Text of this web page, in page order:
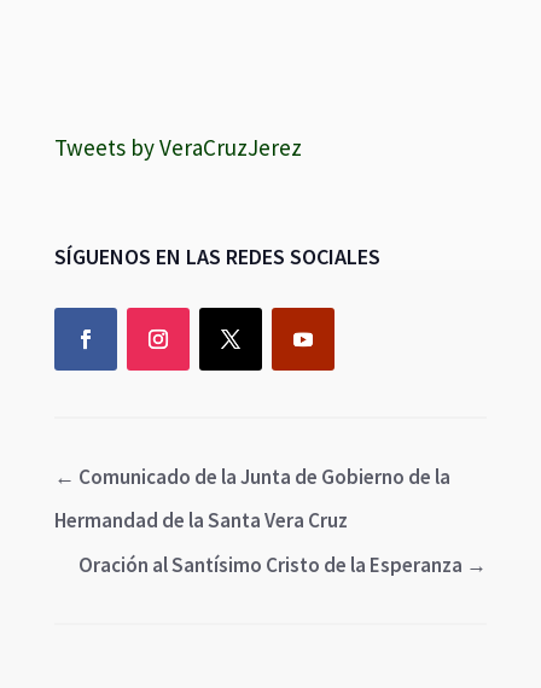
Tweets by VeraCruzJerez
SÍGUENOS EN LAS REDES SOCIALES
← Comunicado de la Junta de Gobierno de la
Hermandad de la Santa Vera Cruz
Oración al Santísimo Cristo de la Esperanza →